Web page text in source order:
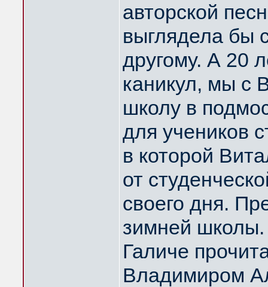
авторской
выглядела бы
другому. А 20
каникул, мы с
школу в
для учеников
в которой
от
своего дня.
зимней школы.
Галиче
Владимиром